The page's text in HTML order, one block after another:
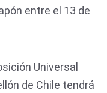
entre el 13 de
Universal
de Chile tendrá